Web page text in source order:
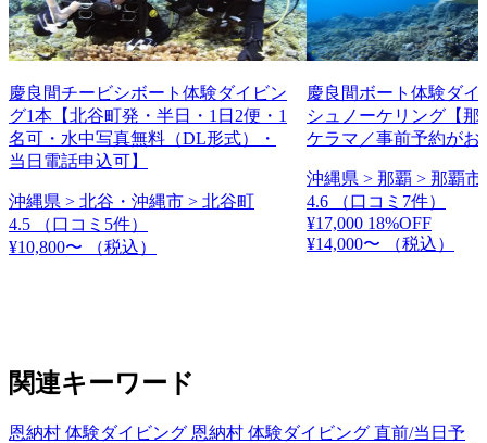
慶良間チービシボート体験ダイビン
グ1本【北谷町発・半日・1日2便・1
名可・水中写真無料（DL形式）・
当日電話申込可】
沖縄県 > 北谷・沖縄市 > 北谷町
4.5
（口コミ5件）
¥10,800〜
（税込）
慶良間ボート体験ダイ
シュノーケリング【那
ケラマ／事前予約がお
沖縄県 > 那覇 > 那覇市
4.6
（口コミ7件）
¥17,000 18%OFF
¥14,000〜
（税込）
関連キーワード
恩納村 体験ダイビング 恩納村 体験ダイビング 直前/当日予